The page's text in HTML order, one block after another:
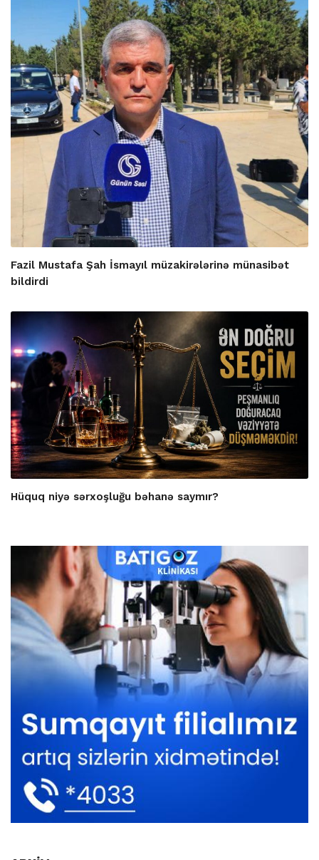
Fazil Mustafa Şah İsmayıl müzakirələrinə münasibət
bildirdi
Hüquq niyə sərxoşluğu bəhanə saymır?